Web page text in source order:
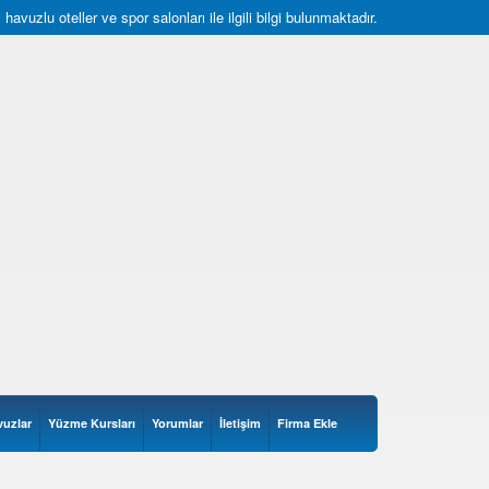
oteller ve spor salonları ile ilgili bilgi bulunmaktadır.
Yüzme Kursları Yorumlar İletişim Firma Ekle